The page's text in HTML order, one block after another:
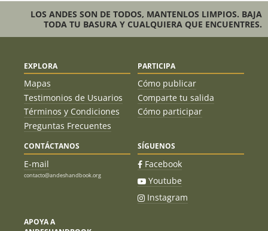
LOS ANDES SON DE TODOS, MANTENLOS LIMPIOS. BAJA
TODA TU BASURA Y CUALQUIERA QUE ENCUENTRES.
EXPLORA
Mapas
Testimonios de Usuarios
Términos y Condiciones
Preguntas Frecuentes
PARTICIPA
Cómo publicar
Comparte tu salida
Cómo participar
CONTÁCTANOS
E-mail
contacto@andeshandbook.org
SÍGUENOS
Facebook
Youtube
Instagram
APOYA A